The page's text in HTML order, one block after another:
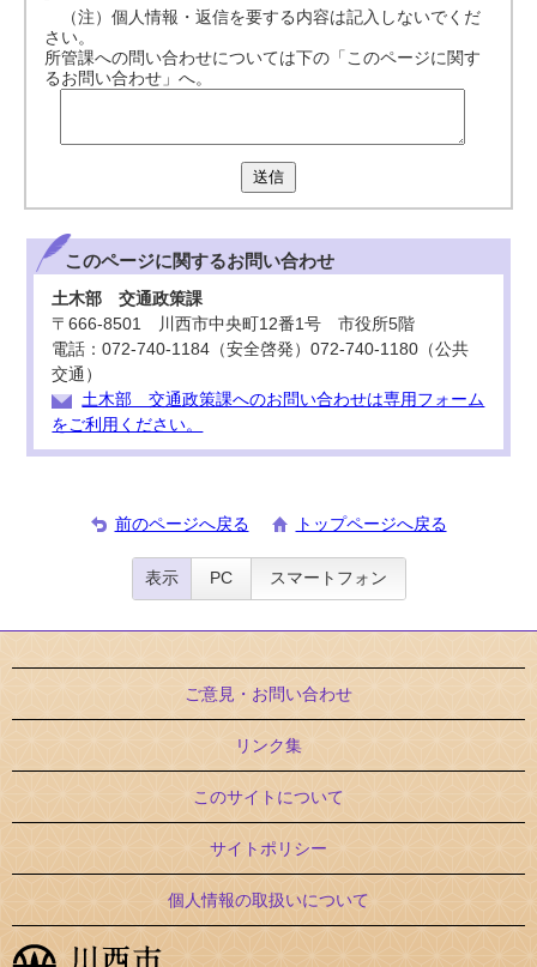
（注）個人情報・返信を要する内容は記入しないでくだ
さい。
所管課への問い合わせについては下の「このページに関す
るお問い合わせ」へ。
送信
このページに関するお問い合わせ
土木部 交通政策課
〒666-8501 川西市中央町12番1号 市役所5階
電話：072-740-1184（安全啓発）072-740-1180（公共
交通）
土木部 交通政策課へのお問い合わせは専用フォーム
をご利用ください。
前のページへ戻る トップページへ戻る
表示 PC スマートフォン
ご意見・お問い合わせ
リンク集
このサイトについて
サイトポリシー
個人情報の取扱いについて